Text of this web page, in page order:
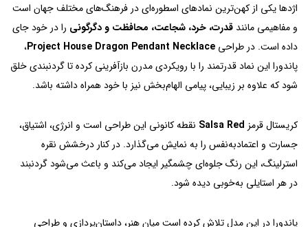
اژدها یکی از کهن‌ترین نمادهای اسطوره‌ای در فرهنگ‌های مختلف جهان است
و مفاهیمی مانند قدرت، خرد، شجاعت، محافظت و دگرگونی را در خود جای
داده است. در طراحی Project House Dragon Pendant Necklace،
پاندورا این نماد قدرتمند را با رویکردی مدرن بازآفرینی کرده تا گردنبندی خلق
شود که علاوه بر زیبایی، پیامی الهام‌بخش نیز با خود همراه داشته باشد.
کریستال قرمز Salsa Red نقطه کانونی این طراحی است و انرژی، اشتیاق،
جسارت و اعتمادبه‌نفس را به نمایش می‌گذارد. در کنار درخشش نقره
استرلینگ، این رنگ جلوه‌ای چشمگیر ایجاد می‌کند و باعث می‌شود گردنبند
در هر استایلی به‌خوبی دیده شود.
پاندورا در این مدل تلاش کرده است میان هنر، داستان‌پردازی و طراحی